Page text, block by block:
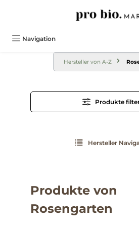
Navigation
Hersteller von A-Z
Produkte
Hersteller
Produkte von
Rosengarten